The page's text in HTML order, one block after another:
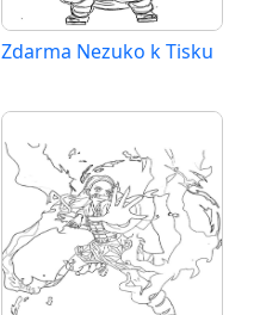
Zdarma Nezuko k Tisku